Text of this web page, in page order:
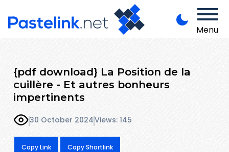
Menu
{pdf download} La Position de la
cuillère - Et autres bonheurs
impertinents
30 October 2024Views: 145
Copy Link Copy Shortlink